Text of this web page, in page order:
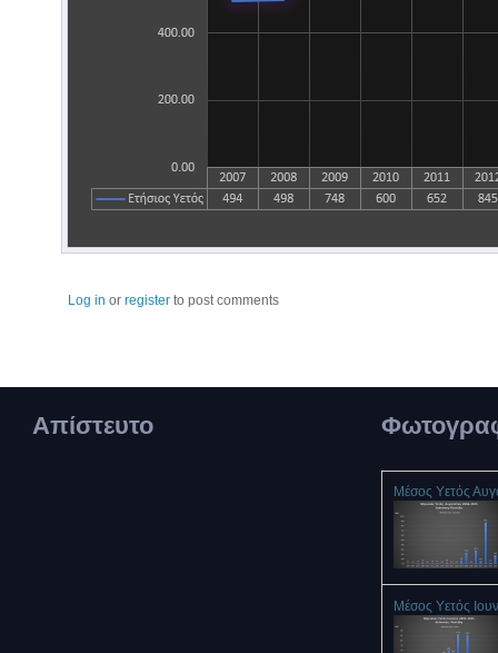
Log in or register to post comments
Απίστευτο
Μέσος Υετός
Μέσος Υετός